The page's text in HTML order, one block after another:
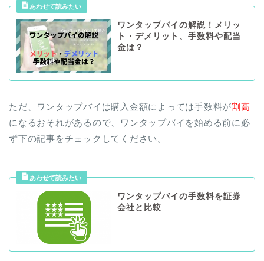
ワンタップバイの解説！メリッ
ト・デメリット、手数料や配当
金は？
ただ、ワンタップバイは購入金額によっては手数料が割高
になるおそれがあるので、ワンタップバイを始める前に必
ず下の記事をチェックしてください。
ワンタップバイの手数料を証券
会社と比較